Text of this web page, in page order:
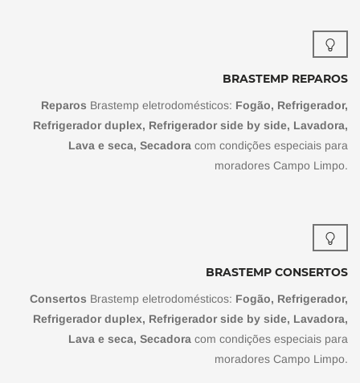
BRASTEMP REPAROS
Reparos Brastemp eletrodomésticos: Fogão, Refrigerador,
Refrigerador duplex, Refrigerador side by side, Lavadora,
Lava e seca, Secadora com condições especiais para
moradores Campo Limpo.
BRASTEMP CONSERTOS
Consertos Brastemp eletrodomésticos: Fogão, Refrigerador,
Refrigerador duplex, Refrigerador side by side, Lavadora,
Lava e seca, Secadora com condições especiais para
moradores Campo Limpo.